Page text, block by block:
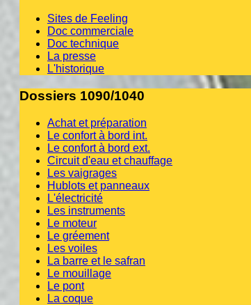
Sites de Feeling
Doc commerciale
Doc technique
La presse
L'historique
Dossiers 1090/1040
Achat et préparation
Le confort à bord int.
Le confort à bord ext.
Circuit d'eau et chauffage
Les vaigrages
Hublots et panneaux
L'électricité
Les instruments
Le moteur
Le gréement
Les voiles
La barre et le safran
Le mouillage
Le pont
La coque